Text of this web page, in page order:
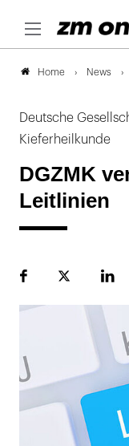
Home News
Deutsche
Kieferheilkunde
DGZMK
Leitlinien
FacebookPlattform